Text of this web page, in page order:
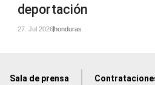
deportación
27. Jul 2026honduras
Sala de prensa